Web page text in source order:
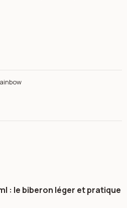
: le biberon léger et pratique